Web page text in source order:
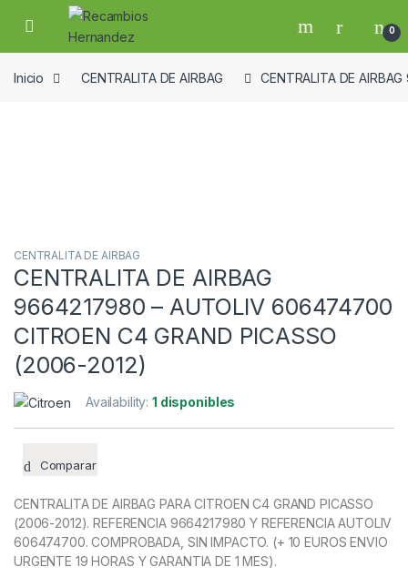
Skip to navigation
Skip to content
Open 0
Inicio CENTRALITA DE AIRBAG CENTRALITA DE
CENTRALITA DE AIRBAG
CENTRALITA DE AIRBAG
9664217980 – AUTOLIV 606474700
CITROEN C4 GRAND PICASSO
(2006-2012)
Availability:1 disponibles
Comparar
CENTRALITA DE AIRBAG PARA CITROEN C4 GRAND PICASSO
(2006-2012). REFERENCIA 9664217980 Y REFERENCIA AUTOLIV
606474700. COMPROBADA, SIN IMPACTO. (+ 10 EUROS ENVIO
URGENTE 19 HORAS Y GARANTIA DE 1 MES).